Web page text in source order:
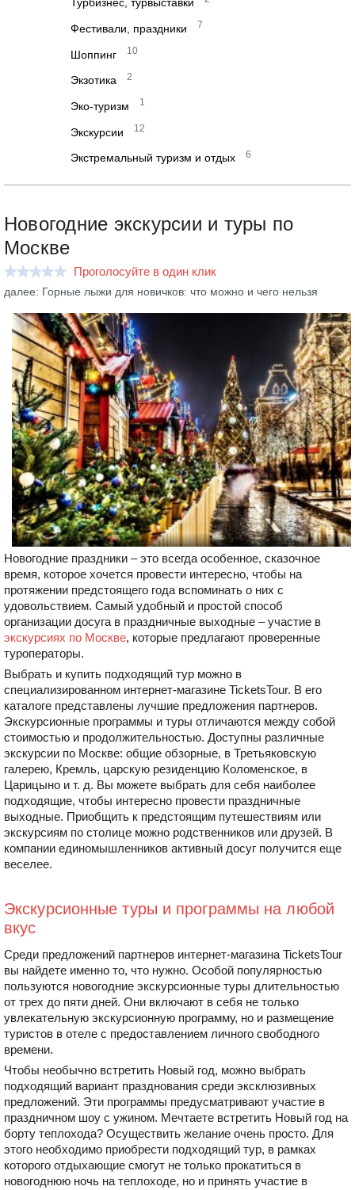
Турбизнес, турвыставки
Фестивали, праздники 7
Шоппинг 10
Экзотика 2
Эко-туризм 1
Экскурсии 12
Экстремальный туризм и отдых 6
Новогодние экскурсии и туры по
Москве
Проголосуйте в один клик
далее: Горные лыжи для новичков: что можно и чего нельзя
Новогодние праздники – это всегда особенное, сказочное
время, которое хочется провести интересно, чтобы на
протяжении предстоящего года вспоминать о них с
удовольствием. Самый удобный и простой способ
организации досуга в праздничные выходные – участие в
экскурсиях по Москве, которые предлагают проверенные
туроператоры.
Выбрать и купить подходящий тур можно в
специализированном интернет-магазине TicketsTour. В его
каталоге представлены лучшие предложения партнеров.
Экскурсионные программы и туры отличаются между собой
стоимостью и продолжительностью. Доступны различные
экскурсии по Москве: общие обзорные, в Третьяковскую
галерею, Кремль, царскую резиденцию Коломенское, в
Царицыно и т. д. Вы можете выбрать для себя наиболее
подходящие, чтобы интересно провести праздничные
выходные. Приобщить к предстоящим путешествиям или
экскурсиям по столице можно родственников или друзей. В
компании единомышленников активный досуг получится еще
веселее.
Экскурсионные туры и программы на любой
вкус
Среди предложений партнеров интернет-магазина TicketsTour
вы найдете именно то, что нужно. Особой популярностью
пользуются новогодние экскурсионные туры длительностью
от трех до пяти дней. Они включают в себя не только
увлекательную экскурсионную программу, но и размещение
туристов в отеле с предоставлением личного свободного
времени.
Чтобы необычно встретить Новый год, можно выбрать
подходящий вариант празднования среди эксклюзивных
предложений. Эти программы предусматривают участие в
праздничном шоу с ужином. Мечтаете встретить Новый год на
борту теплохода? Осуществить желание очень просто. Для
этого необходимо приобрести подходящий тур, в рамках
которого отдыхающие смогут не только прокатиться в
новогоднюю ночь на теплоходе, но и принять участие в